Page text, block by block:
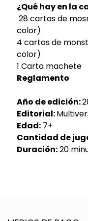
¿Qué hay en la
28 cartas de
color)
4 cartas de
color)
1 Carta machete
Reglamento
Año de edición:
Editorial:
Edad:7+
Cantidad de
Duración:20